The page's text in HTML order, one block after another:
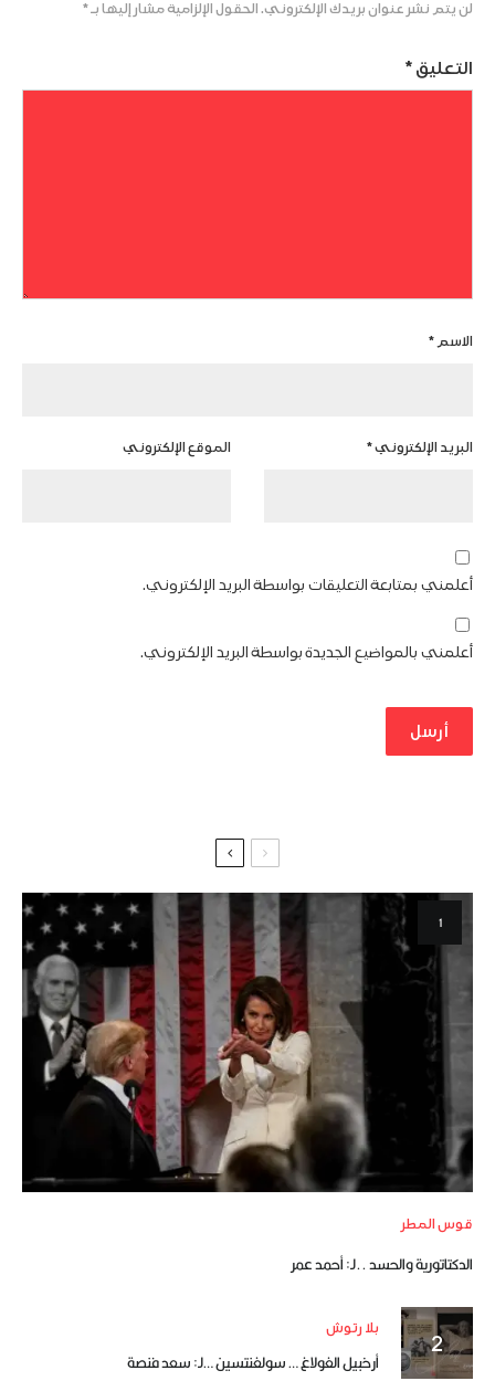
لن يتم نشر عنوان بريدك الإلكتروني. الحقول الإلزامية مشار إليها بـ*
التعليق *
الاسم*
البريد الإلكتروني* الموقع الإلكتروني
أعلمني بمتابعة التعليقات بواسطة البريد الإلكتروني.
أعلمني بالمواضيع الجديدة بواسطة البريد الإلكتروني.
قوس المطر
الدكتاتورية والحسد ..لـ: أحمد عمر
بلا رتوش
أرخبيل الغولاغ … سولغنتسين …لـ: سعد فنصة